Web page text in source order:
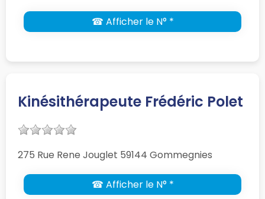
☎ Afficher le N° *
Kinésithérapeute Frédéric Polet
275 Rue Rene Jouglet 59144 Gommegnies
☎ Afficher le N° *